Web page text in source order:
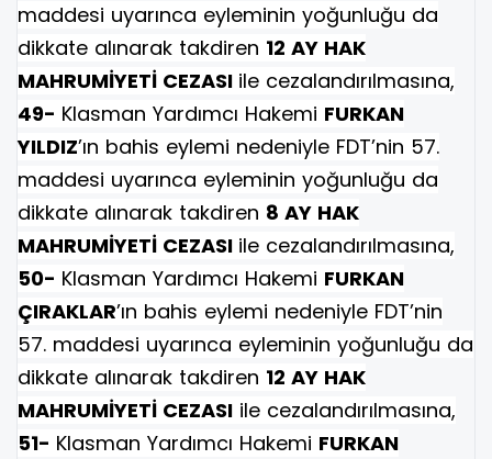
maddesi uyarınca eyleminin yoğunluğu da
dikkate alınarak takdiren 12 AY HAK
MAHRUMİYETİ CEZASI ile cezalandırılmasına,
49- Klasman Yardımcı Hakemi FURKAN
YILDIZ’ın bahis eylemi nedeniyle FDT’nin 57.
maddesi uyarınca eyleminin yoğunluğu da
dikkate alınarak takdiren 8 AY HAK
MAHRUMİYETİ CEZASI ile cezalandırılmasına,
50- Klasman Yardımcı Hakemi FURKAN
ÇIRAKLAR’ın bahis eylemi nedeniyle FDT’nin
57. maddesi uyarınca eyleminin yoğunluğu da
dikkate alınarak takdiren 12 AY HAK
MAHRUMİYETİ CEZASI ile cezalandırılmasına,
51- Klasman Yardımcı Hakemi FURKAN